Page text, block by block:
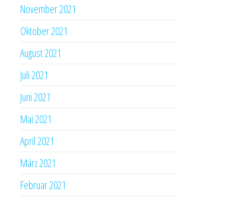
November 2021
Oktober 2021
August 2021
Juli 2021
Juni 2021
Mai 2021
April 2021
März 2021
Februar 2021